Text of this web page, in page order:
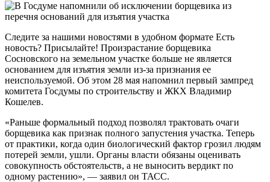
Следите за нашими новостями в удобном формате Есть
новость? Присылайте! Произрастание борщевика
Сосновского на земельном участке больше не является
основанием для изъятия земли из-за признания ее
неиспользуемой. Об этом 28 мая напомнил первый зампред
комитета Госдумы по строительству и ЖКХ Владимир
Кошелев.
«Раньше формальный подход позволял трактовать очаги
борщевика как признак полного запустения участка. Теперь
от практики, когда один биологический фактор грозил людям
потерей земли, ушли. Органы власти обязаны оценивать
совокупность обстоятельств, а не выносить вердикт по
одному растению», — заявил он ТАСС.